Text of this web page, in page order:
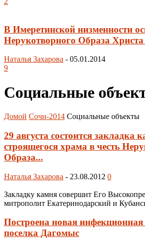
В Имеретинской низменности
Нерукотворного Образа
Наталья Захарова - 05.01.2014
9
Социальные
Домой Сочи-2014 Социальные объекты
29 августа состоится закладка
строящегося храма в честь
Образа...
Наталья Захарова - 23.08.2012 0
Закладку камня совершит Его
митрополит Екатеринодарский и
Построена новая
поселка Дагомыс